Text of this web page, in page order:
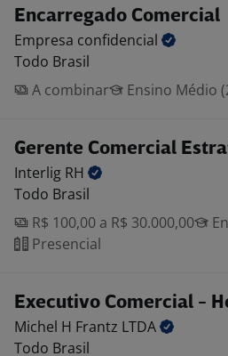
Encarregado Comercial
Empresa confidencial
Todo Brasil
A combinar
Ensino Médio
Gerente Comercial
Interlig RH
Todo Brasil
R$ 100,00 a R$ 30.000,00
Presencial
Executivo Comercial -
Michel H Frantz LTDA
Todo Brasil